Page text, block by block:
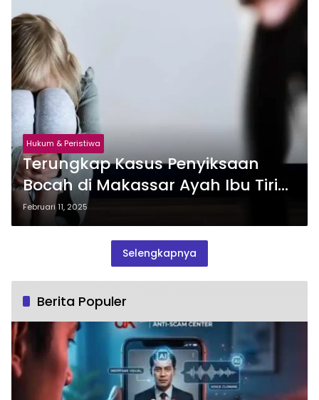
Hukum & Peristiwa
Terungkap Kasus Penyiksaan
Bocah di Makassar Ayah Ibu Tiri
dan Dua Kakaknya Jadi
Tersangka
Februari 11, 2025
Selengkapnya
Berita Populer